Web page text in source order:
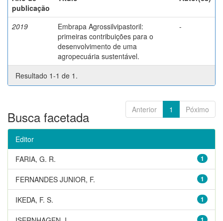
publicação
2019
Embrapa Agrossilvipastoril:
primeiras contribuições para o
desenvolvimento de uma
agropecuária sustentável.
-
Resultado 1-1 de 1.
Anterior 1 Póximo
Busca facetada
Editor
1
FARIA, G. R.
1
FERNANDES JUNIOR, F.
1
IKEDA, F. S.